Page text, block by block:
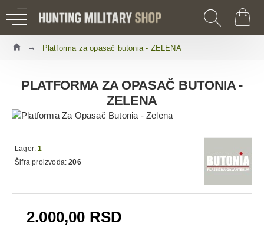
Platforma za opasač butonia - ZELENA
PLATFORMA ZA OPASAČ BUTONIA -
ZELENA
2.000,00 RSD
Lager: 1
Šifra proizvoda: 206